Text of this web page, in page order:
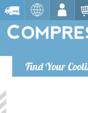
Find Your